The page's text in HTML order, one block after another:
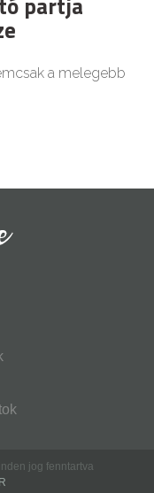
a melegebb
jog fenntartva